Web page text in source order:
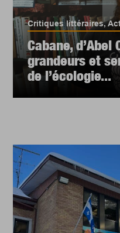
Critiques littéraires,
Cabane, d’Abel
grandeurs et
de l’écologie...